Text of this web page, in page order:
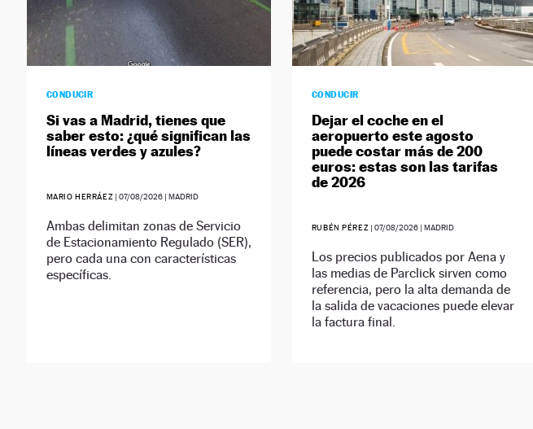
CONDUCIR
Si vas a Madrid, tienes que
saber esto: ¿qué significan las
líneas verdes y azules?
MARIO HERRÁEZ |07/08/2026 | MADRID
Ambas delimitan zonas de Servicio
de Estacionamiento Regulado (SER),
pero cada una con características
específicas.
CONDUCIR
Dejar el coche en el
aeropuerto este agosto
puede costar más de 200
euros: estas son las tarifas
de 2026
RUBÉN PÉREZ |07/08/2026 | MADRID
Los precios publicados por Aena y
las medias de Parclick sirven como
referencia, pero la alta demanda de
la salida de vacaciones puede elevar
la factura final.